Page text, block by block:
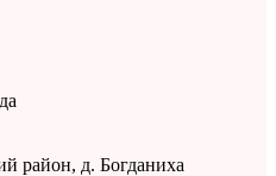
район, д. Богданиха